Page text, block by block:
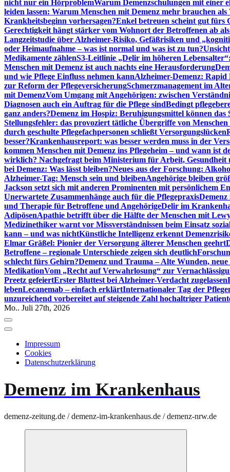
nicht nur ein HörproblemWarum Demenzschulungen mit einer
leiden lassen: Warum Menschen mit Demenz mehr brauchen als
Krankheitsbeginn vorhersagen?Enkel betreuen scheint gut fürs
Gerechtigkeit hängt stärker vom Wohnort der Betroffenen ab
Langzeitstudie über Alzheimer-Risiko, Gefäßrisiken und
oder Heimaufnahme – was ist normal und was ist zu tun?
Medikamente zählenS3-Leitlinie „Delir im höheren
Menschen mit Demenz ist auch nachts eine Herausforderung
und wie Pflege Einfluss nehmen kannAlzheimer-Demenz:
zur Reform der PflegeversicherungSchmerzmanagement im
mit DemenzVom Umgang mit Angehörigen: zwischen
Diagnosen auch ein Auftrag für die Pflege sindBedingt
ganz anders?Demenz im Hospiz: Beruhigungsmittel können das
Stellungsfehler: das provoziert tätliche Übergriffe von Menschen
durch geschulte Pflegefachpersonen schließt Versorgungslücken
besser?Krankenhausreport: was besser werden muss in der
kommen Menschen mit Demenz ins Pflegeheim – und wann ist
wirklich? Nachgefragt beim Ministerium für Arbeit, Gesundheit
bei Demenz: Was lässt bleiben?Neues aus der Forschung:
Alzheimer-Tag: Mensch sein und bleibenAngehörige bleiben
Jackson setzt sich mit anderen Prominenten mit persönlichem
Unerwartete Zusammenhänge auch für die Pflegepraxis
und Therapie für Betroffene und AngehörigeDelir im
AdipösenApathie betrifft über die Hälfte der Menschen mit
Medizinethiker warnt vor Missverständnissen beim Einsatz
kann – und was nichtKünstliche Intelligenz erkennt
Elmar Gräßel: Pionier der Versorgung älterer Menschen geehrt
Betroffene – regionale Unterschiede zeigen sich deutlich
schlecht fürs Gehirn?Demenz und Trauma – Alte Wunden,
MedikationVom „Recht auf Verwahrlosung“ zur
Preetz gefeiertErster Bluttest bei Alzheimer-Verdacht zugelassen
lebenLecanemab – einfach erklärtInternationaler Tag der
unzureichend vorbereitet auf steigende Zahl hochaltriger
Mo.. Juli 27th, 2026
Impressum
Cookies
Datenschutzerklärung
Demenz im Krankenhaus
demenz-zeitung.de / demenz-im-krankenhaus.de / demenz-nrw.de